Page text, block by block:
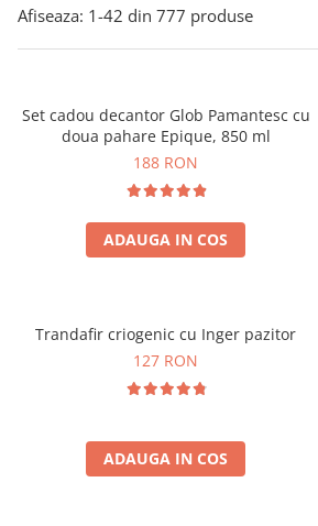
Afiseaza: 1-42 din 777 produse
Set cadou decantor Glob Pamantesc cu
doua pahare Epique, 850 ml
188 RON
ADAUGA IN COS
Trandafir criogenic cu Inger pazitor
127 RON
ADAUGA IN COS